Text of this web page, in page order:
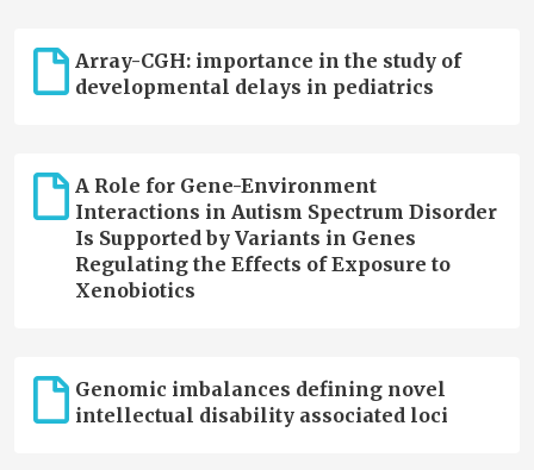
Array-CGH: importance in the study of
developmental delays in pediatrics
A Role for Gene-Environment
Interactions in Autism Spectrum Disorder
Is Supported by Variants in Genes
Regulating the Effects of Exposure to
Xenobiotics
Genomic imbalances defining novel
intellectual disability associated loci